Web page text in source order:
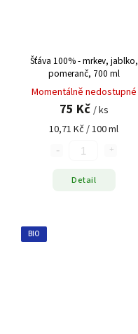
Šťáva 100% - mrkev, jablko,
pomeranč, 700 ml
Momentálně nedostupné
75 Kč / ks
10,71 Kč / 100 ml
Detail
BIO